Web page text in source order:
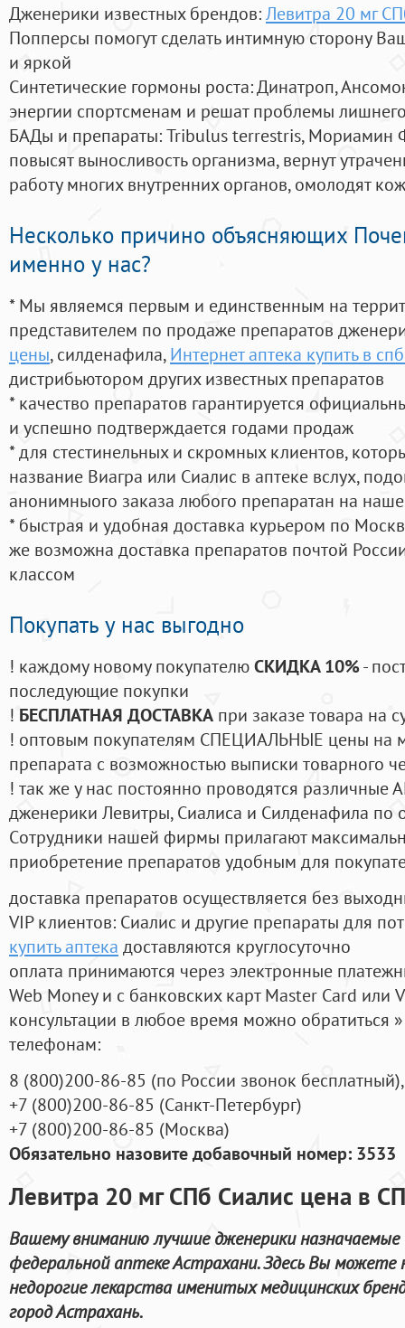
Дженерики известных брендов:Левитра 20 мг
Попперсы помогут сделать интимную сторону
и яркой
Синтетические гормоны роста: Динатроп,
энергии спортсменам и решат проблемы
БАДы и препараты:Tribulus terrestris, Мориамин
повысят выносливость организма, вернут
работу многих внутренних органов, омолодят
Несколько причино объясняющих
именно у нас?
* Мы являемся первым и единственным на
представителем по продаже препаратов
цены, силденафила, Интернет аптека купить в
дистрибьютором других известных препаратов
* качество препаратов гарантируется
и успешно подтверждается годами продаж
* для стестинельных и скромных клиентов,
название Виагра или Сиалис в аптеке вслух,
анонимныого заказа любого препаратан на
* быстрая и удобная доставка курьером по
же возможна доставка препаратов почтой
классом
Покупать у нас выгодно
! каждому новому покупателюСКИДКА 10%-
последующие покупки
! БЕСПЛАТНАЯ ДОСТАВКА при заказе товара на
! оптовым покупателям СПЕЦИАЛЬНЫЕ цены на
препарата с возможностью выписки товарного
! так же у нас постоянно проводятся
дженерики Левитры, Сиалиса и Силденафила по
Cотрудники нашей фирмы прилагают
приобретение препаратов удобным для
доставка препаратов осуществляется без
VIP клиентов: Сиалис и другие препараты для
купить аптека доставляются круглосуточно
оплата принимаются через электронные
Web Money и с банковских карт Master Card или
консультации в любое время можно обратиться
телефонам:
8 (800)200-86-85 (по России звонок бесплатный),
+7 (800)200-86-85 (Санкт-Петербург)
+7 (800)200-86-85 (Москва)
Обязательно назовите добавочный номер: 3533
Левитра 20 мг СПб Сиалис цена в
Вашему вниманию лучшие дженерики назначаемые
федеральной аптеке Астрахани. Здесь Вы можете
недорогие лекарства именитых медицинских
город Астрахань.